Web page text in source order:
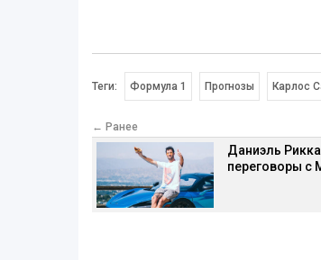
Теги: Формула 1 Прогнозы Карлос
← Ранее
Даниэль
переговоры с